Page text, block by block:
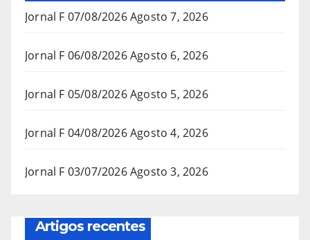
Jornal F 07/08/2026Agosto 7, 2026
Jornal F 06/08/2026Agosto 6, 2026
Jornal F 05/08/2026Agosto 5, 2026
Jornal F 04/08/2026Agosto 4, 2026
Jornal F 03/07/2026Agosto 3, 2026
Artigos recentes